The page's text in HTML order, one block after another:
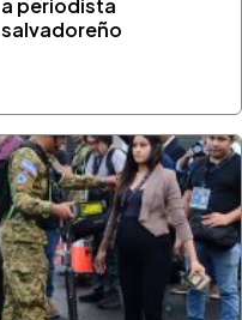
a periodista
salvadoreño